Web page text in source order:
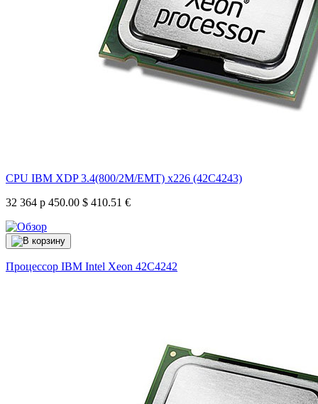
CPU IBM XDP 3.4(800/2M/EMT) x226 (42C4243)
32 364 р 450.00 $ 410.51 €
Процессор IBM Intel Xeon 42C4242